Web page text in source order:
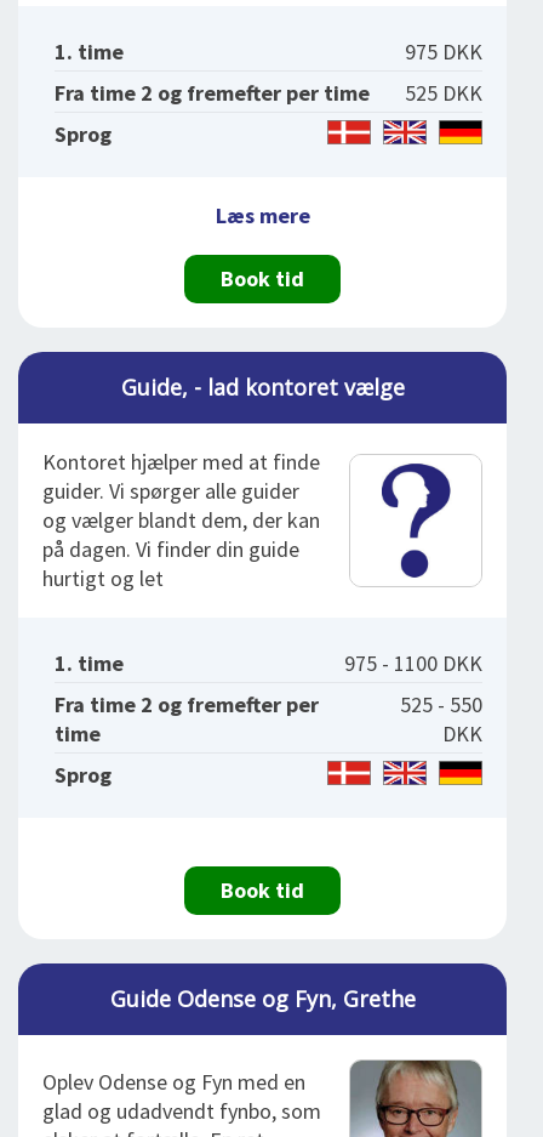
1. time
975 DKK
Fra time 2 og fremefter per time
525 DKK
Sprog
Læs mere
Book tid
Guide, - lad kontoret vælge
Kontoret hjælper med at finde
guider. Vi spørger alle guider
og vælger blandt dem, der kan
på dagen. Vi finder din guide
hurtigt og let
1. time
975 - 1100 DKK
Fra time 2 og fremefter per
time
525 - 550
DKK
Sprog
Book tid
Guide Odense og Fyn, Grethe
Oplev Odense og Fyn med en
glad og udadvendt fynbo, som